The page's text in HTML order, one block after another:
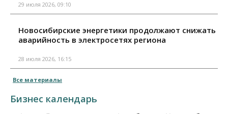
29 июля 2026, 09:10
Новосибирские энергетики продолжают снижать
аварийность в электросетях региона
28 июля 2026, 16:15
Все материалы
Бизнес календарь